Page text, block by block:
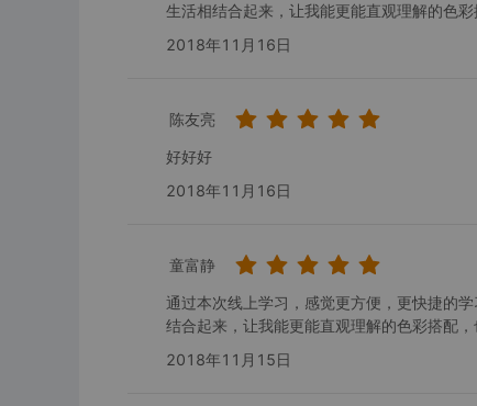
生活相结合起来，让我能更能直观理解的色
2018年11月16日
陈友亮
好好好
2018年11月16日
童富静
通过本次线上学习，感觉更方便，更快捷的
结合起来，让我能更能直观理解的色彩搭配
2018年11月15日